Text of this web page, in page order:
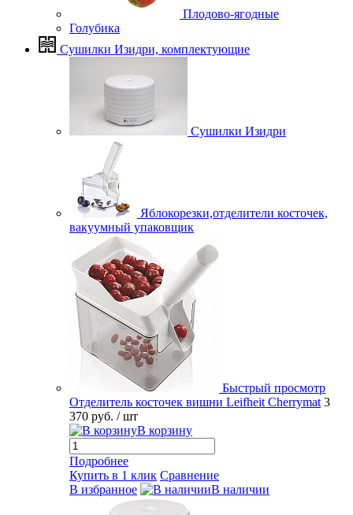
Плодово-ягодные
Голубика
Сушилки Изидри, комплектующие
Сушилки Изидри
Яблокорезки,отделители косточек,
вакуумный упаковщик
Быстрый просмотр
Отделитель косточек вишни Leifheit Cherrymat 3
370 руб. / шт
В корзину
Подробнее
Купить в 1 клик Сравнение
В избранное
В наличии